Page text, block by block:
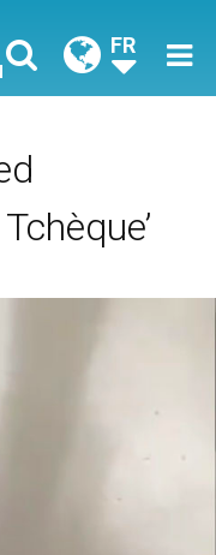
FR